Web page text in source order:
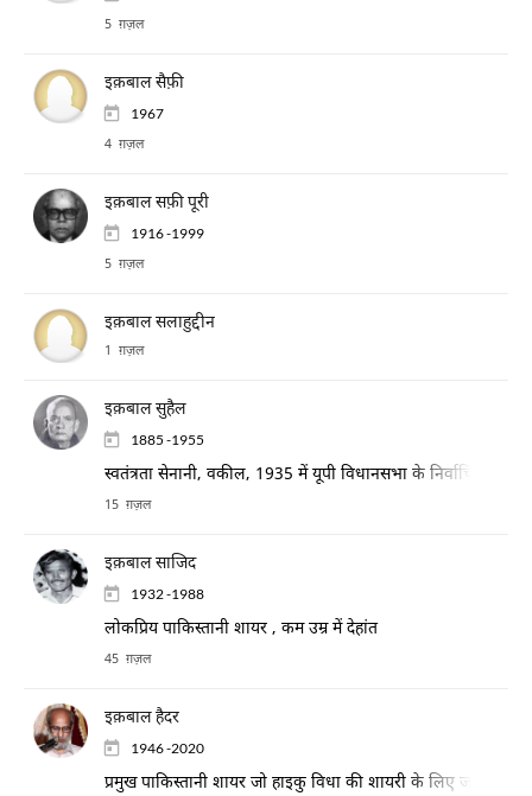
5 ग़ज़ल
इक़बाल सैफ़ी
1967
4 ग़ज़ल
इक़बाल सफ़ी पूरी
1916 -1999
5 ग़ज़ल
इक़बाल सलाहुद्दीन
1 ग़ज़ल
इक़बाल सुहैल
1885 -1955
स्वतंत्रता सेनानी, वकील, 1935 में यूपी विधानसभा के निर्वाचित सदस्य
15 ग़ज़ल
इक़बाल साजिद
1932 -1988
लोकप्रिय पाकिस्तानी शायर , कम उम्र में देहांत
45 ग़ज़ल
इक़बाल हैदर
1946 -2020
प्रमुख पाकिस्तानी शायर जो हाइकु विधा की शायरी के लिए जाने जाते हैं